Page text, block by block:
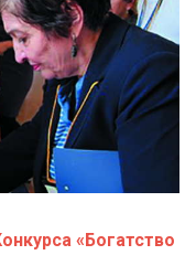
«Богатство